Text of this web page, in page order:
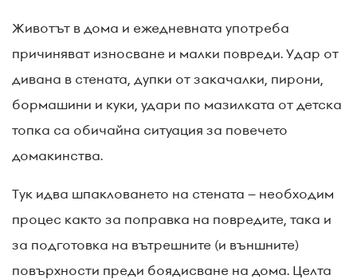
Животът в дома и ежедневната употреба
причиняват износване и малки повреди. Удар от
дивана в стената, дупки от закачалки, пирони,
бормашини и куки, удари по мазилката от детска
топка са обичайна ситуация за повечето
домакинства.
Тук идва шпакловането на стената – необходим
процес както за поправка на повредите, така и
за подготовка на вътрешните (и външните)
повърхности преди боядисване на дома. Целта